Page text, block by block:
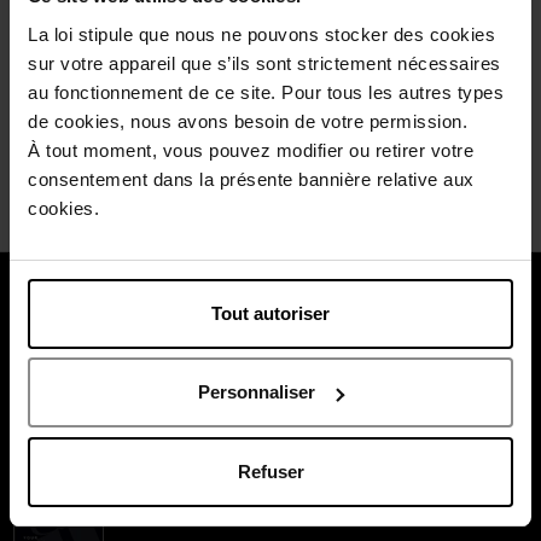
La loi stipule que nous ne pouvons stocker des cookies
sur votre appareil que s’ils sont strictement nécessaires
au fonctionnement de ce site. Pour tous les autres types
de cookies, nous avons besoin de votre permission.
À tout moment, vous pouvez modifier ou retirer votre
consentement dans la présente bannière relative aux
cookies.
Tout autoriser
Personnaliser
Refuser
compte bien le racheter. Je le conseille! A offrir ou à s offrir
Wees de eerste om deze commentaar te evalueren.
Vind u deze mening nuttig?
Ja
Klantendienst